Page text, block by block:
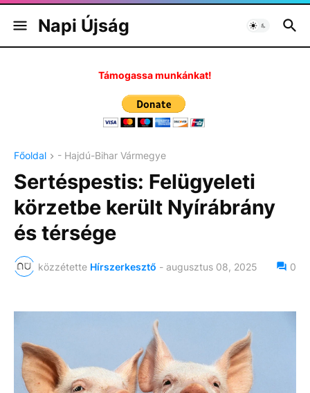
Napi Újság
Támogassa munkánkat!
Főoldal - Hajdú-Bihar Vármegye
Sertéspestis: Felügyeleti
körzetbe került Nyírábrány
és térsége
közzétette Hírszerkesztő - augusztus 08, 2025 0